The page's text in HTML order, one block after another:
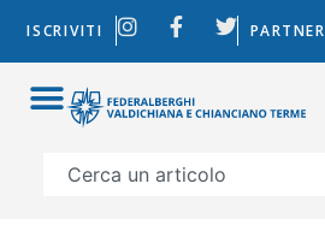
ISCRIVITI PARTNER